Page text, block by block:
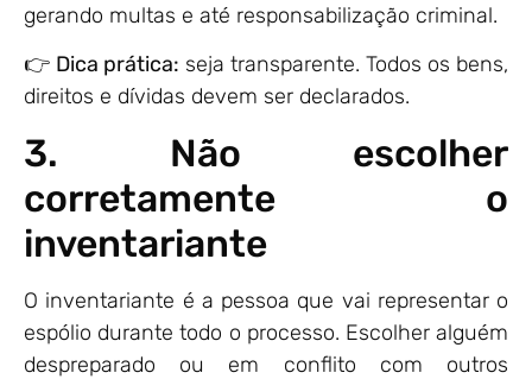
gerando multas e até responsabilização criminal.
👉 Dica prática: seja transparente. Todos os bens,
direitos e dívidas devem ser declarados.
3. Não escolher
corretamente o
inventariante
O inventariante é a pessoa que vai representar o
espólio durante todo o processo. Escolher alguém
despreparado ou em conflito com outros